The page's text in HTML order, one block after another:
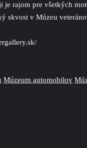
rajom pre všetkých
skvost v Múzeu
Múzeum automobilov